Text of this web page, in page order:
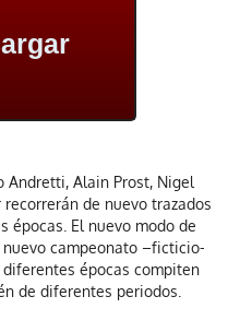
Andretti, Alain Prost, Nigel
de nuevo trazados
épocas. El nuevo modo de
nuevo campeonato –ficticio-
épocas compiten
de diferentes periodos.